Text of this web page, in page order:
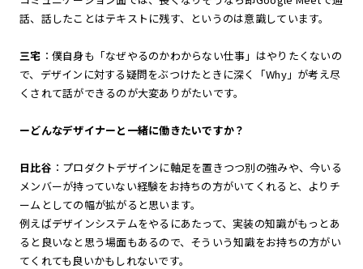
話、話したことはテキストに残す、というのは意識しています。
三宅 ：僕自身も「なぜやるのかわからない仕事」はやりたくないの
で、デザインに対する疑問をぶつけたときに深く「Why」が考え尽
くされて話ができるのが大変ありがたいです。
ーどんなデザイナーと一緒に働きたいですか？
日比谷 ：プロダクトデザインに軸足を置きつつ別の強みや、今いる
メンバーが持っていない経験をお持ちの方がいてくれると、よりチ
ームとしての幅が拡がると思います。
例えばデザインシステムをやるにあたって、実装の知識がもっとあ
ると良いなと思う場面もあるので、そういう知識をお持ちの方がい
てくれても良いかもしれないです。